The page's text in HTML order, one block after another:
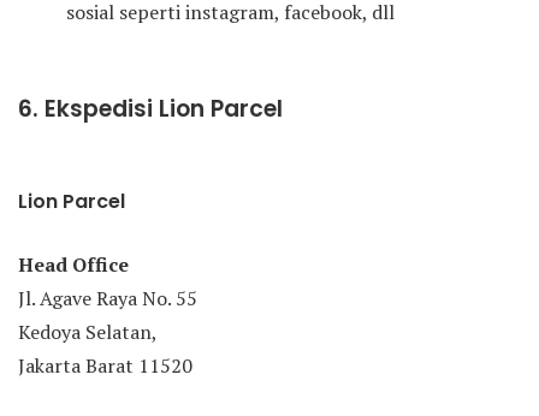
sosial seperti instagram, facebook, dll
6. Ekspedisi Lion Parcel
Lion Parcel
Head Office
Jl. Agave Raya No. 55
Kedoya Selatan,
Jakarta Barat 11520